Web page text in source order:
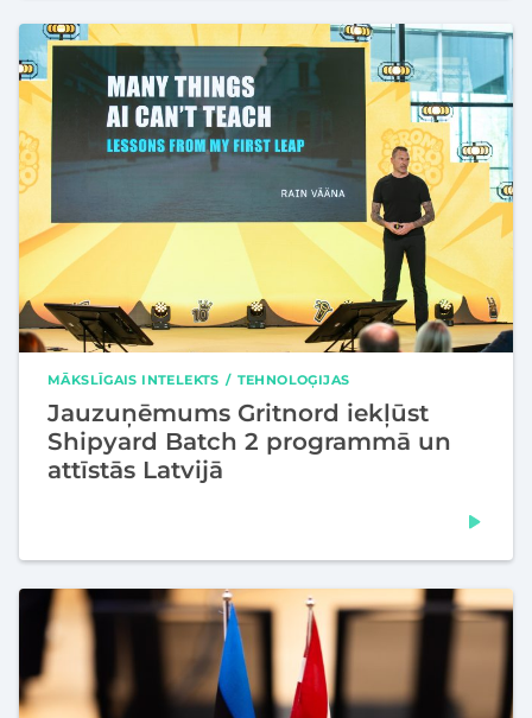
MĀKSLĪGAIS INTELEKTS TEHNOLOĢIJAS
Jauzuņēmums Gritnord iekļūst
Shipyard Batch 2 programmā un
attīstās Latvijā